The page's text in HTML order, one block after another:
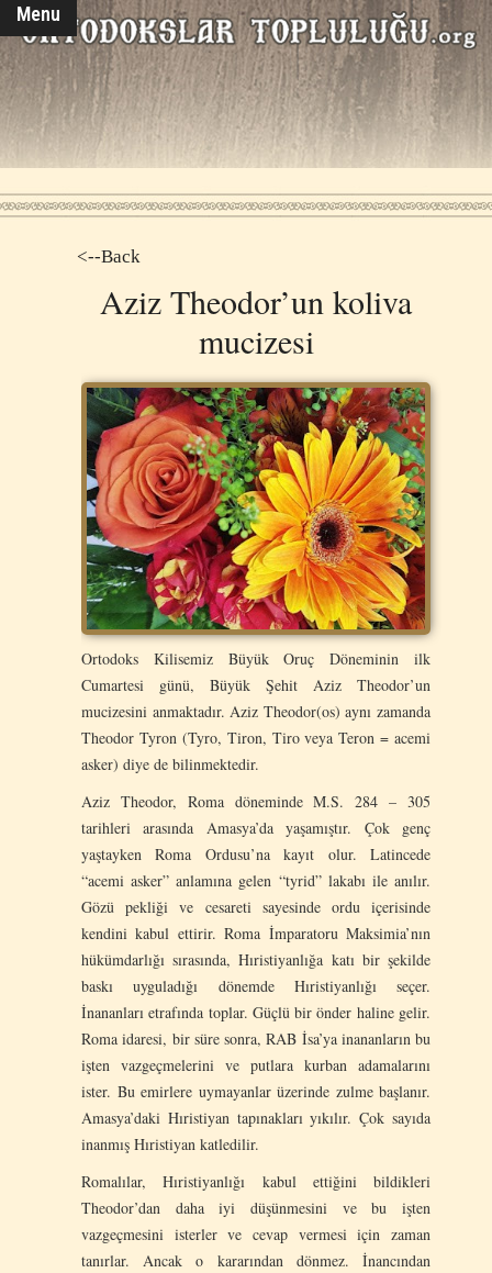
Menu
<--Back
Aziz Theodor’un koliva
mucizesi
Ortodoks Kilisemiz Büyük Oruç Döneminin ilk
Cumartesi günü, Büyük Şehit Aziz Theodor’un
mucizesini anmaktadır. Aziz Theodor(os) aynı zamanda
Theodor Tyron (Tyro, Tiron, Tiro veya Teron = acemi
asker) diye de bilinmektedir.
Aziz Theodor, Roma döneminde M.S. 284 – 305
tarihleri arasında Amasya’da yaşamıştır. Çok genç
yaştayken Roma Ordusu’na kayıt olur. Latincede
“acemi asker” anlamına gelen “tyrid” lakabı ile anılır.
Gözü pekliği ve cesareti sayesinde ordu içerisinde
kendini kabul ettirir. Roma İmparatoru Maksimia’nın
hükümdarlığı sırasında, Hıristiyanlığa katı bir şekilde
baskı uyguladığı dönemde Hıristiyanlığı seçer.
İnananları etrafında toplar. Güçlü bir önder haline gelir.
Roma idaresi, bir süre sonra, RAB İsa’ya inananların bu
işten vazgeçmelerini ve putlara kurban adamalarını
ister. Bu emirlere uymayanlar üzerinde zulme başlanır.
Amasya’daki Hıristiyan tapınakları yıkılır. Çok sayıda
inanmış Hıristiyan katledilir.
Romalılar, Hıristiyanlığı kabul ettiğini bildikleri
Theodor’dan daha iyi düşünmesini ve bu işten
vazgeçmesini isterler ve cevap vermesi için zaman
tanırlar. Ancak o kararından dönmez. İnancından